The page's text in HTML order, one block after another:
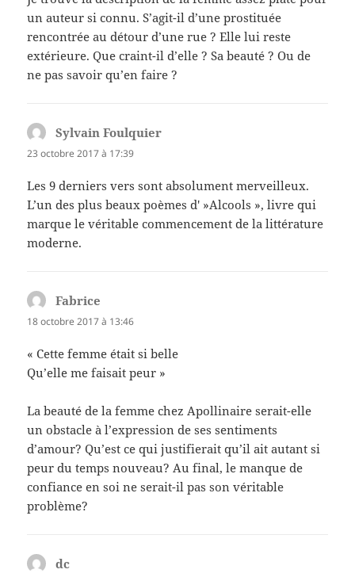
un auteur si connu. S’agit-il d’une prostituée
rencontrée au détour d’une rue ? Elle lui reste
extérieure. Que craint-il d’elle ? Sa beauté ? Ou de
ne pas savoir qu’en faire ?
Sylvain Foulquier
23 octobre 2017 à 17:39
Les 9 derniers vers sont absolument merveilleux.
L’un des plus beaux poèmes d' »Alcools », livre qui
marque le véritable commencement de la littérature
moderne.
Fabrice
18 octobre 2017 à 13:46
« Cette femme était si belle
Qu’elle me faisait peur »
La beauté de la femme chez Apollinaire serait-elle
un obstacle à l’expression de ses sentiments
d’amour? Qu’est ce qui justifierait qu’il ait autant si
peur du temps nouveau? Au final, le manque de
confiance en soi ne serait-il pas son véritable
problème?
dc